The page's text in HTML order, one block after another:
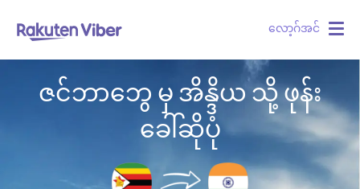
လော့ဂ်အင်
ဇင်ဘာဘွေ မှ အိန္ဒိယ သို့ ဖုန်း
ခေါ်ဆိုပုံ